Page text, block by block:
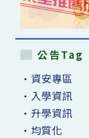
公告Tag
•資安專區
•入學資訊
•升學資訊
•均質化